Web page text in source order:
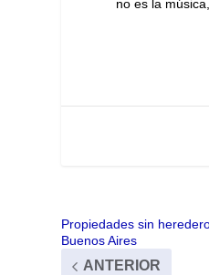
no es la
Propiedades sin
Buenos Aires
ANTERIOR